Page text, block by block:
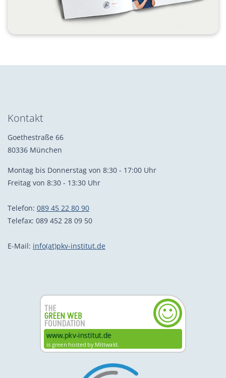
Kontakt
Goethestraße 66
80336 München
Montag bis Donnerstag von 8:30 - 17:00 Uhr
Freitag von 8:30 - 13:30 Uhr
Telefon: 089 45 22 80 90
Telefax: 089 452 28 09 50
E-Mail: info(at)pkv-institut.de